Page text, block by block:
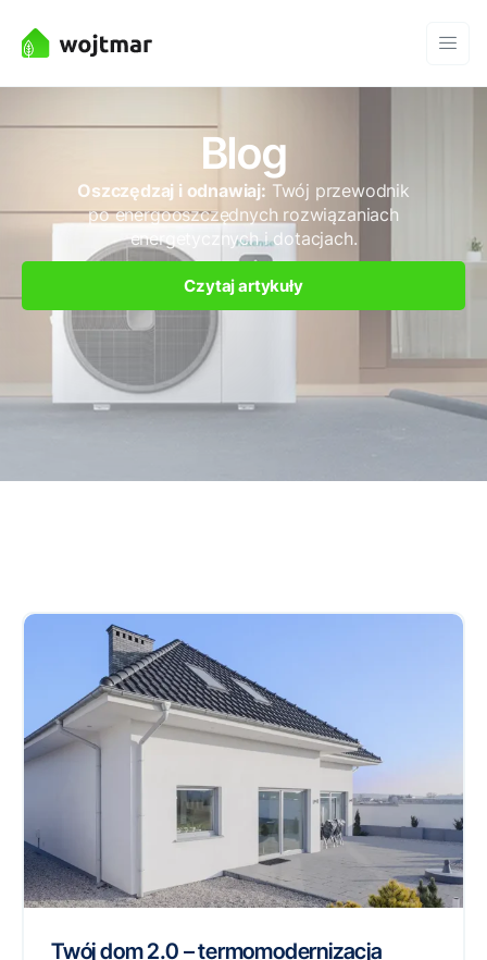
Blog
Oszczędzaj i odnawiaj: Twój przewodnik
po energooszczędnych rozwiązaniach
energetycznych i dotacjach.
Czytaj artykuły
Twój dom 2.0 – termomodernizacja